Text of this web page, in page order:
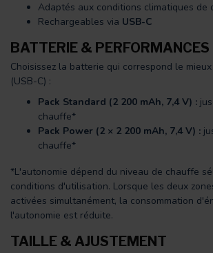
Adaptés aux conditions climatiques de
Rechargeables via USB-C
BATTERIE & PERFORMANCES
Choisissez la batterie qui correspond le
(USB-C) :
Pack Standard (2 200 mAh, 7,4 V) :
chauffe*
Pack Power (2 × 2 200 mAh, 7,4 V) :
chauffe*
*L'autonomie dépend du niveau de chauffe
conditions d'utilisation. Lorsque les deux
activées simultanément, la consommation
l'autonomie est réduite.
TAILLE & AJUSTEMENT